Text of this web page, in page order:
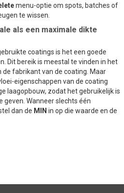
menu-optie om spots, batches of
te wissen.
als een maximale dikte
coatings is het een goede
Dit bereik is meestal te vinden in het
fabrikant van de coating. Maar
eigenschappen van de coating
laagopbouw, zodat het gebruikelijk is
Wanneer slechts één
dan de MIN in op die waarde en de